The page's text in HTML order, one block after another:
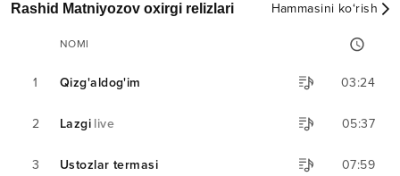
Rashid Matniyozov oxirgi relizlari Hammasini ko‘rish
NOMI
1 Qizg'aldog'im 03:24
2 Lazgi live 05:37
3 Ustozlar termasi 07:59